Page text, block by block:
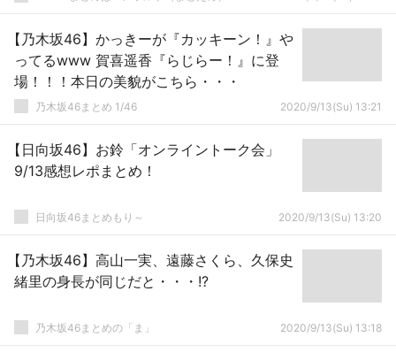
【乃木坂46】かっきーが『カッキーン！』や
ってるwww 賀喜遥香『らじらー！』に登
場！！！本日の美貌がこちら・・・
乃木坂46まとめ 1/46 2020/9/13(Su) 13:21
【日向坂46】お鈴「オンライントーク会」
9/13感想レポまとめ！
日向坂46まとめもり～ 2020/9/13(Su) 13:20
【乃木坂46】高山一実、遠藤さくら、久保史
緒里の身長が同じだと・・・!?
乃木坂46まとめの「ま」 2020/9/13(Su) 13:18